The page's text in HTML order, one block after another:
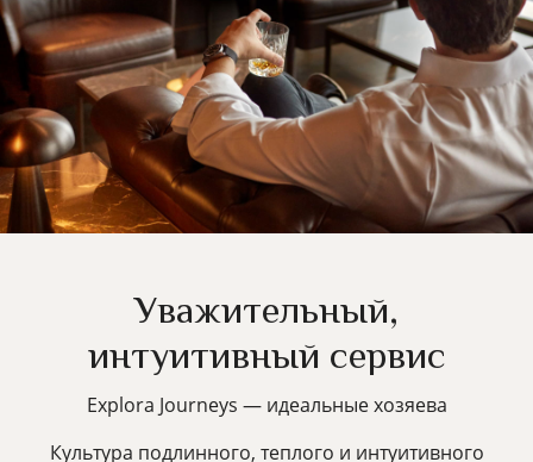
Уважительный,
интуитивный сервис
Explora Journeys — идеальные хозяева
Культура подлинного, теплого и интуитивного